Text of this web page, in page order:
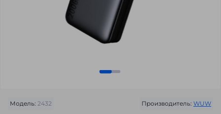
Модель: 2432 Производитель: WUW